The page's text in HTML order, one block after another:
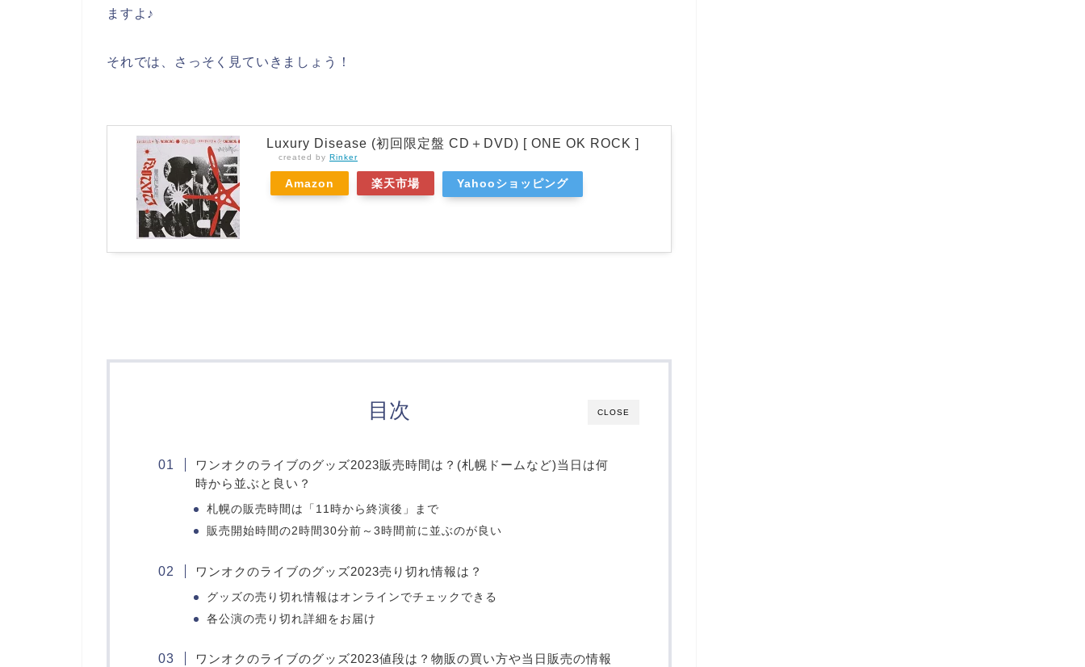
ますよ♪
それでは、さっそく見ていきましょう！
Luxury Disease (初回限定盤 CD＋DVD) [ ONE OK ROCK ]
created by Rinker
Amazon 楽天市場 Yahooショッピング
CLOSE
目次
ワンオクのライブのグッズ2023販売時間は？(札幌ドームなど)当日は何
時から並ぶと良い？
札幌の販売時間は「11時から終演後」まで
販売開始時間の2時間30分前～3時間前に並ぶのが良い
ワンオクのライブのグッズ2023売り切れ情報は？
グッズの売り切れ情報はオンラインでチェックできる
各公演の売り切れ詳細をお届け
ワンオクのライブのグッズ2023値段は？物販の買い方や当日販売の情報